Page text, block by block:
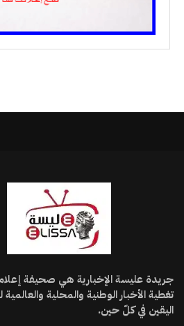
جريدة عليسة الإخبارية هي صحيفة
تغطية الأخبار الوطنية والمحلية
اليقين في كلّ حين.